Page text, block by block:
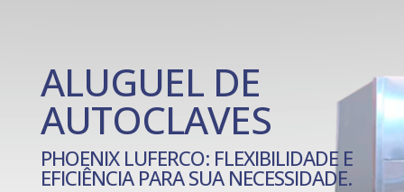
ALUGUEL DE
AUTOCLAVES
PHOENIX LUFERCO: FLEXIBILIDADE E
EFICIÊNCIA PARA SUA NECESSIDADE.